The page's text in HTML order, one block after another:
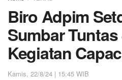
Biro Adpim
Sumbar
Kegiatan
Kamis, 22/8/24 | 15:45 WIB